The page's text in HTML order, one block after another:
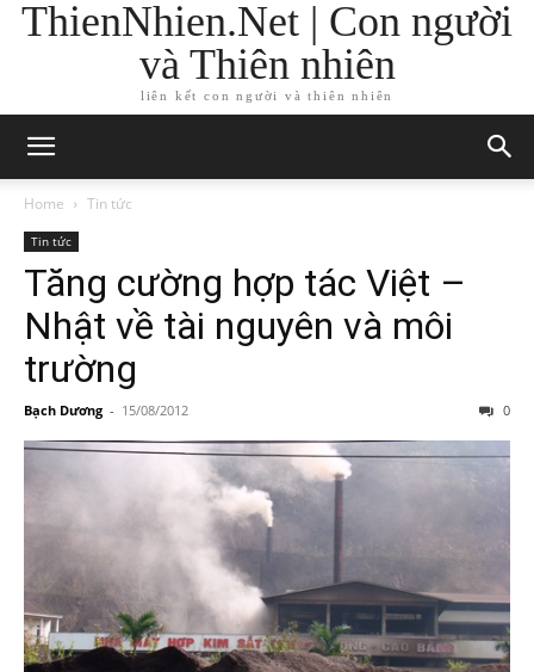
ThienNhien.Net | Con người
và Thiên nhiên
liên kết con người và thiên nhiên
Home Tin tức
Tin tức
Tăng cường hợp tác Việt –
Nhật về tài nguyên và môi
trường
Bạch Dương - 15/08/2012 0